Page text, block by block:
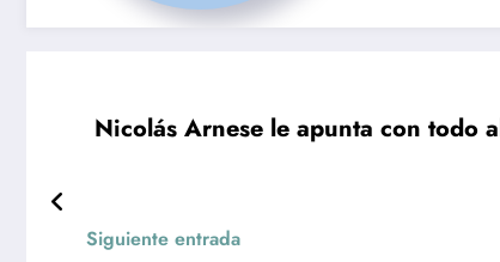
Nicolás Arnese le apunta con todo
Siguiente entrada